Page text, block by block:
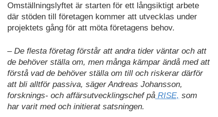
Omställningslyftet är starten för ett långsiktigt arbete
där stöden till företagen kommer att utvecklas under
projektets gång för att möta företagens behov.
– De flesta företag förstår att andra tider väntar och att
de behöver ställa om, men många kämpar ändå med att
förstå vad de behöver ställa om till och riskerar därför
att bli alltför passiva, säger Andreas Johansson,
forsknings- och affärsutvecklingschef på RISE, som
har varit med och initierat satsningen.